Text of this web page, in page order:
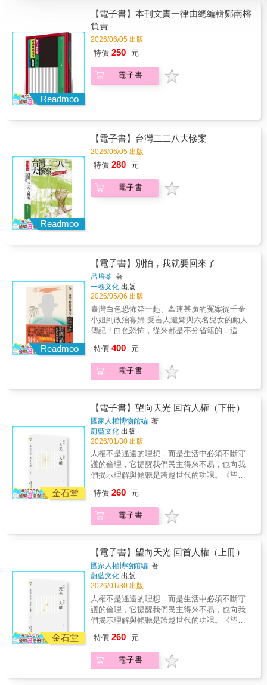
Readmoo
【電子書】本刊文責一律由總編輯鄭南榕
負責
2026/06/05 出版
特價 250 元
電子書
Readmoo
【電子書】台灣二二八大慘案
2026/06/05 出版
特價 280 元
電子書
Readmoo
【電子書】別怕，我就要回來了
呂培苓 著
一卷文化 出版
2026/05/06 出版
臺灣白色恐怖第一起、牽連甚廣的冤案從千金
小姐到政治寡婦 受害人遺孀與六名兒女的動人
傳記「白色恐怖，從來都是不分省籍的，這塊
擔。我們不僅要忠實看見這塊土地過往的歷
史，更要用愛和公義，面對歷史的錯誤。族
群、文化和思考的不同，不應成為撕裂這塊土
恐怕是最好的例證了……那些由眾多生命所留
下的記憶，終將成為那個時代難以抹滅的珍貴
見證。」──林寶安（國立澎湖科技大學通識教
育中心教授、國家人權博物館「山東流亡學生
與澎湖713事件70週年特展」策展人之一）
1949年國共內戰局勢逆轉，同年6月底至7月
初，山東煙台聯中等八所學校、近八千名師
生，在張敏之總校長的帶領下，千里迢迢從山
東經上海、湖南、廣州，原計畫赴臺繼續學
得承諾，學生可在澎湖繼續讀書，不料軍方反
悔，強制接收學生為兵。7月13日，澎湖防衛司
令部操場發生「刺刀事件」，軍方對抗議的學
生動用武力。被迫充軍的學生遭到凌虐，也有
不知數量的學生被投海溺斃。維護學生受教權
的張敏之校長與多位師生被誣陷為「匪諜」並
遭槍決。名作家王鼎鈞的弟妹也在這八千名師
生之中，他曾對此案發表評論：國民政府能在
臺灣立定腳跟，靠兩件大案殺開一條血路，一
件「二二八」事件懾伏了本省人，另一件煙台
聯合中學冤案（即713事件）懾伏了外省人。張
校長遭槍決後，遺孀王培五急忙從高雄搭深夜
火車到臺北，在太平間看到丈夫胸部有七個彈
孔。但她沒有掉下一滴淚，而是打電話回高雄
給兒女說：「別怕，我就要回來了。」這句話
特價 400 元
電子書
金石堂
【電子書】望向天光 回首人權（下冊）
國家人權博物館編 著
蔚藍文化 出版
2026/01/30 出版
人權不是遙遠的理想，而是生活中必須不斷守
護的倫理，它提醒我們民主得來不易，也向我
們揭示理解與傾聽是跨越世代的功課。《望向
壓低聲息的往事，從威權體制的幽暗處出發，
不急著給答案，而邀請讀者感受歷史的重量。
那些曾被壓抑的記憶透過文字緩緩浮現，讓我
裡，穿梭著個人命運與集體記憶的交會，政治
犯與家屬的身影、空間與制度的變遷、藝術與
教育的回應，層層疊成一幅既沉痛又堅韌的圖
景。《望向天光 回首人權》的意義不在於撫平
過往，而是讓歷史重新被理解。真相公開之
日，即記憶回返時。人權不是遙遠的理想，而
是生活中必須不斷守護的倫理，它提醒我們民
主得來不易，也向我們揭示理解與傾聽是跨越
世代的功課。翻開這套書，猶如在微光中前
創傷之中學習共生。天光並非自然降臨，乃由
無數人曾經的苦難與堅持所照亮的方向。下
冊：轉．型正義的實踐／合．上創傷的共生當
特價 260 元
電子書
金石堂
【電子書】望向天光 回首人權（上冊）
國家人權博物館編 著
蔚藍文化 出版
2026/01/30 出版
人權不是遙遠的理想，而是生活中必須不斷守
護的倫理，它提醒我們民主得來不易，也向我
們揭示理解與傾聽是跨越世代的功課。《望向
壓低聲息的往事，從威權體制的幽暗處出發，
不急著給答案，而邀請讀者感受歷史的重量。
那些曾被壓抑的記憶透過文字緩緩浮現，讓我
特價 260 元
電子書